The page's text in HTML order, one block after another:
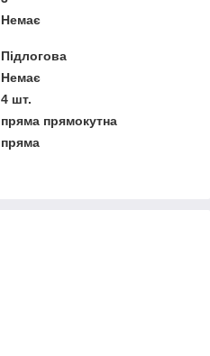
Немає
Підлогова
Немає
4 шт.
пряма прямокутна
пряма